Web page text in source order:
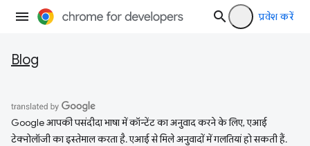
प्रवेश करें
Blog
Google आपकी पसंदीदा भाषा में कॉन्टेंट का अनुवाद करने के लिए, एआई
टेक्नोलॉजी का इस्तेमाल करता है. एआई से मिले अनुवादों में गलतियां हो सकती हैं.